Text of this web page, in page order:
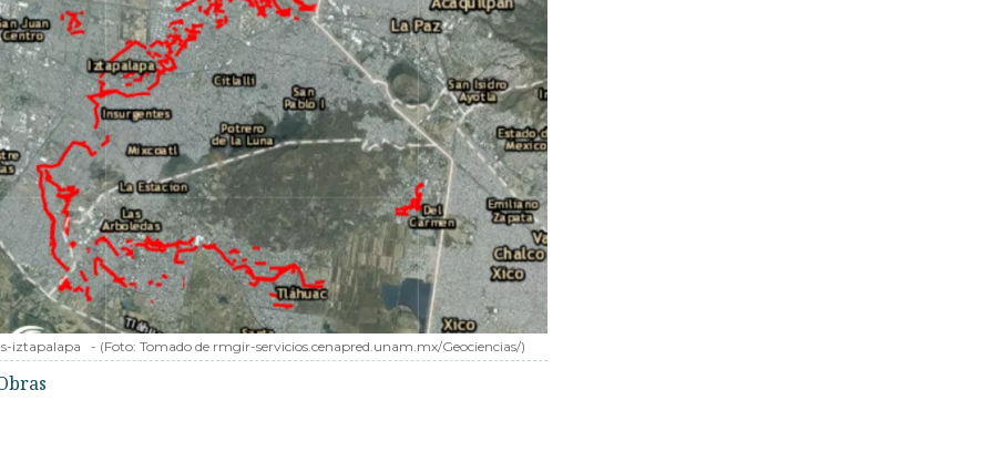
iztapalapa - (Foto: Tomado de rmgir-servicios.cenapred.unam.mx/Geociencias/)